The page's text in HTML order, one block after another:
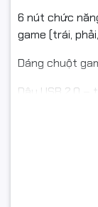
6 nút chức
game (trái,
Dáng chuột
Dây USB 2.0 –
📌 Thông số